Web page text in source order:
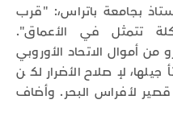
بجامعة باتراس،: "قرب
تتمثل في الأعماق".
21 مليون يورو من أموال الاتحاد الأوروبي
لإصلاح الأضرار لكن
لأفراس البحر. وأضاف